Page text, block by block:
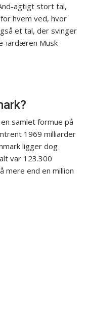
agtigt stort tal,
hvem ved, hvor
et tal, der svinger
iardæren Musk
samlet formue på
1969 milliarder
ligger dog
var 123.300
mere end en million